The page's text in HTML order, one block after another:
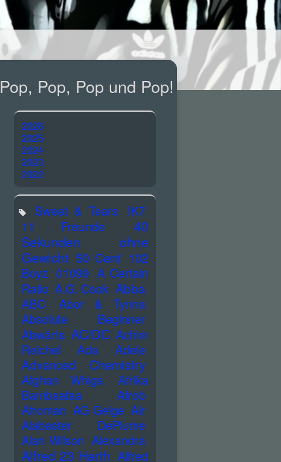
Pop, Pop, Pop und Pop!
2026
2025
2024
2023
2022
Sweat & Tears
!K7
11 Freunde
40
Sekunden ohne
Gewicht 50 Cent 102
Boyz 01099 A Certain
Ratio A.G. Cook Abba
ABC
Abor & Tynna
Absolute Beginner
Abwärts AC/DC Achim
Reichel
Ada Adele
Advanced Chemistry
Afghan Whigs
Afrika
Bambaataa
Afrob
Afroman AG Geige Air
Alabaster DePlume
Alan Wilson Alexandra
Alfred 23 Harth Alfred